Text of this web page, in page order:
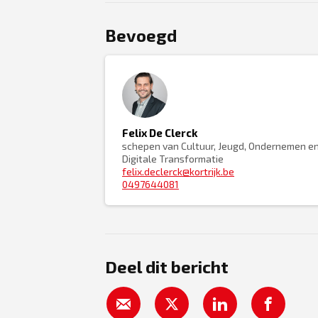
Bevoegd
Felix De Clerck
schepen van Cultuur, Jeugd, Ondernemen
Digitale Transformatie
felix.declerck@kortrijk.be
0497644081
Deel dit bericht